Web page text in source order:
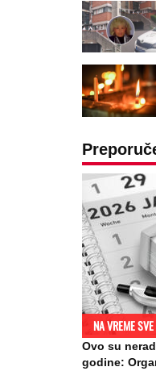
NA VREME SVE
Ovo su
godine: